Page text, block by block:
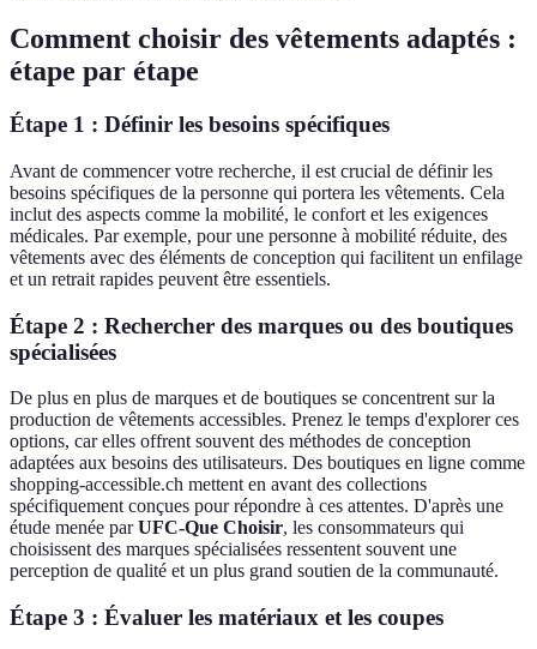
Comment choisir des vêtements adaptés :
étape par étape
Étape 1 : Définir les besoins spécifiques
Avant de commencer votre recherche, il est crucial de définir les
besoins spécifiques de la personne qui portera les vêtements. Cela
inclut des aspects comme la mobilité, le confort et les exigences
médicales. Par exemple, pour une personne à mobilité réduite, des
vêtements avec des éléments de conception qui facilitent un enfilage
et un retrait rapides peuvent être essentiels.
Étape 2 : Rechercher des marques ou des boutiques
spécialisées
De plus en plus de marques et de boutiques se concentrent sur la
production de vêtements accessibles. Prenez le temps d'explorer ces
options, car elles offrent souvent des méthodes de conception
adaptées aux besoins des utilisateurs. Des boutiques en ligne comme
shopping-accessible.ch mettent en avant des collections
spécifiquement conçues pour répondre à ces attentes. D'après une
étude menée parUFC-Que Choisir, les consommateurs qui
choisissent des marques spécialisées ressentent souvent une
perception de qualité et un plus grand soutien de la communauté.
Étape 3 : Évaluer les matériaux et les coupes